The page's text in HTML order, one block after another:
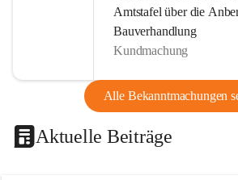
Amtstafel über die
Bauverhandlung
Kundmachung
Alle Bekanntmachungen
Aktuelle Beiträge